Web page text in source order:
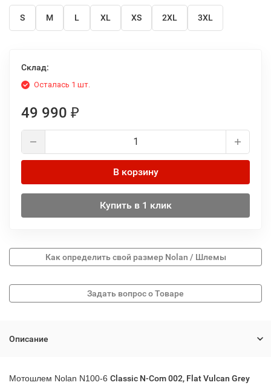
S M L XL XS 2XL 3XL
Склад:
Осталась 1 шт.
49 990 ₽
В корзину
Купить в 1 клик
Как определить свой размер Nolan / Шлемы
Описание
Мотошлем Nolan N100-6 Classic N-Com 002, Flat Vulcan Grey